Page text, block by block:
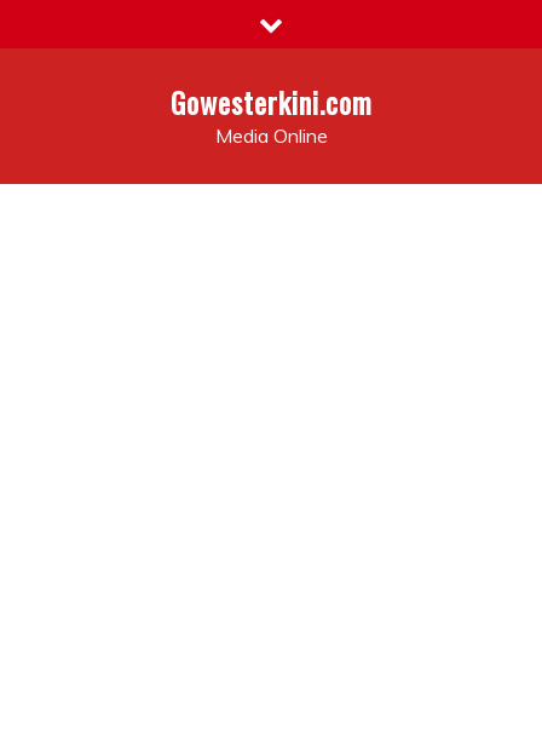
to
Gowesterkini.com
Media Online